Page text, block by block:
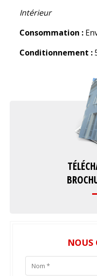
Intérieur
Consommation :
Conditionnement :
NOUS